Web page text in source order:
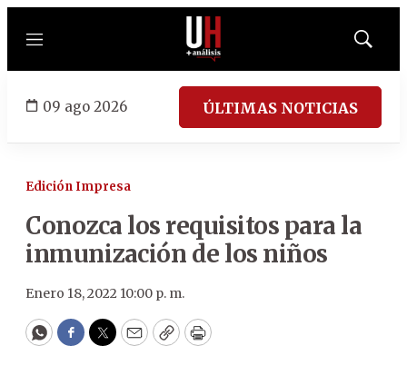
Menú
Mostrar
09 ago 2026 ÚLTIMAS NOTICIAS
Edición Impresa
Conozca los requisitos para la
inmunización de los niños
Enero 18, 2022 10:00 p. m.
WhatsApp
Facebook
Twitter
EmailCopyPrint